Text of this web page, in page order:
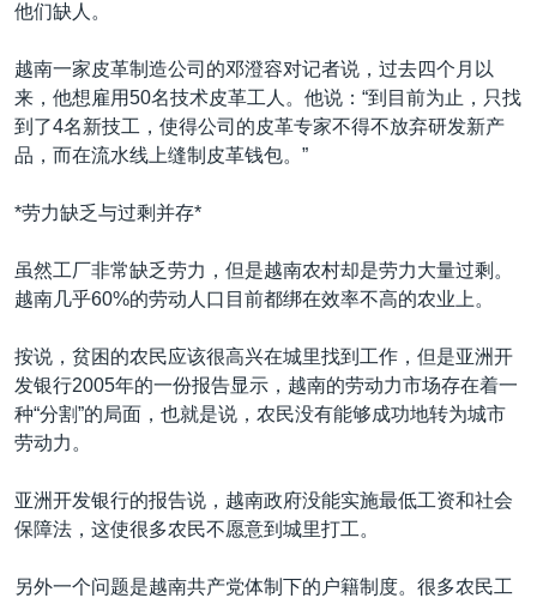
他们缺人。
越南一家皮革制造公司的邓澄容对记者说，过去四个月以
来，他想雇用50名技术皮革工人。他说：“到目前为止，只找
到了4名新技工，使得公司的皮革专家不得不放弃研发新产
品，而在流水线上缝制皮革钱包。”
*劳力缺乏与过剩并存*
虽然工厂非常缺乏劳力，但是越南农村却是劳力大量过剩。
越南几乎60%的劳动人口目前都绑在效率不高的农业上。
按说，贫困的农民应该很高兴在城里找到工作，但是亚洲开
发银行2005年的一份报告显示，越南的劳动力市场存在着一
种“分割”的局面，也就是说，农民没有能够成功地转为城市
劳动力。
亚洲开发银行的报告说，越南政府没能实施最低工资和社会
保障法，这使很多农民不愿意到城里打工。
另外一个问题是越南共产党体制下的户籍制度。很多农民工